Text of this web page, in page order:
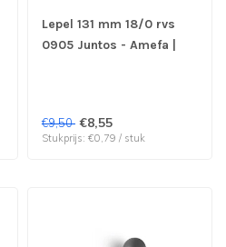
Lepel 131 mm 18/0 rvs
0905 Juntos - Amefa |
€9,50 €8,55
Stukprijs: €0,79 / stuk